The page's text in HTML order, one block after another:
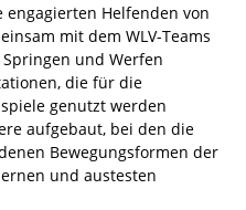
Helfenden von
mit dem WLV-Teams
und Werfen
die für die
genutzt werden
aufgebaut, bei den die
Bewegungsformen der
und austesten